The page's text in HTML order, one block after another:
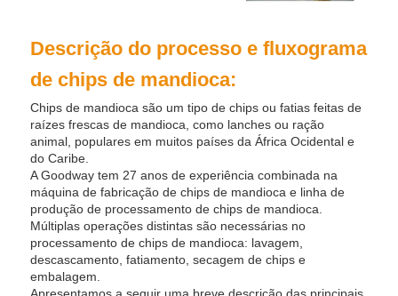
Descrição do processo e fluxograma
de chips de mandioca:
Chips de mandioca são um tipo de chips ou fatias feitas de
raízes frescas de mandioca, como lanches ou ração
animal, populares em muitos países da África Ocidental e
do Caribe.
A Goodway tem 27 anos de experiência combinada na
máquina de fabricação de chips de mandioca e linha de
produção de processamento de chips de mandioca.
Múltiplas operações distintas são necessárias no
processamento de chips de mandioca: lavagem,
descascamento, fatiamento, secagem de chips e
embalagem.